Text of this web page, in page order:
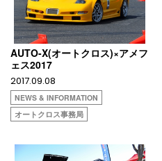
AUTO-X(オートクロス)×アメフ
ェス2017
2017.09.08
NEWS & INFORMATION
オートクロス事務局